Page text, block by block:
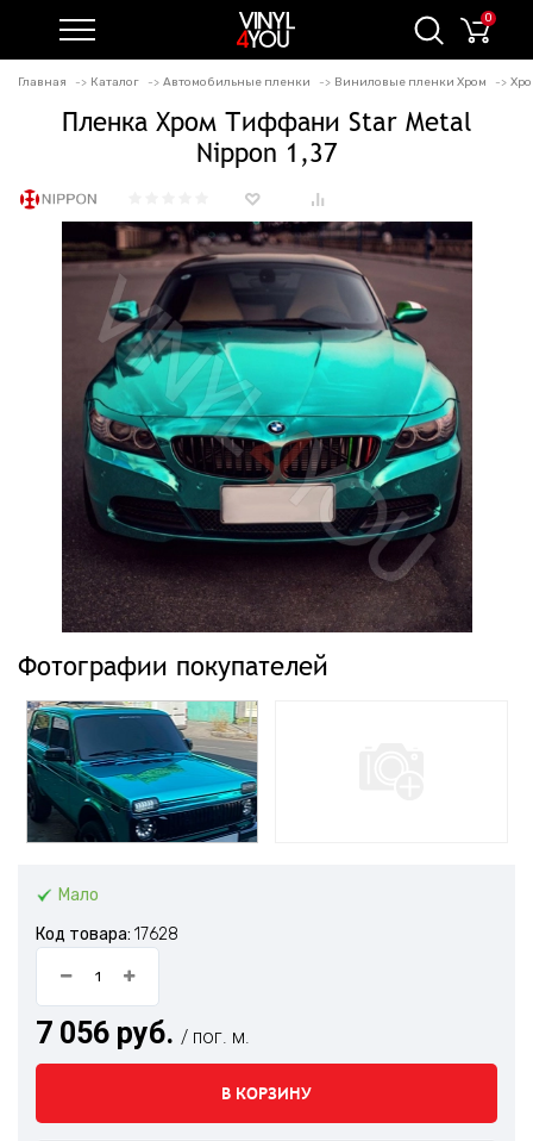
0
Главная Каталог Автомобильные пленки Виниловые пленки Хром
Пленка Хром Тиффани Star Metal
Nippon 1,37
Фотографии покупателей
Мало
Код товара: 17628
7 056 руб. / пог. м.
В КОРЗИНУ